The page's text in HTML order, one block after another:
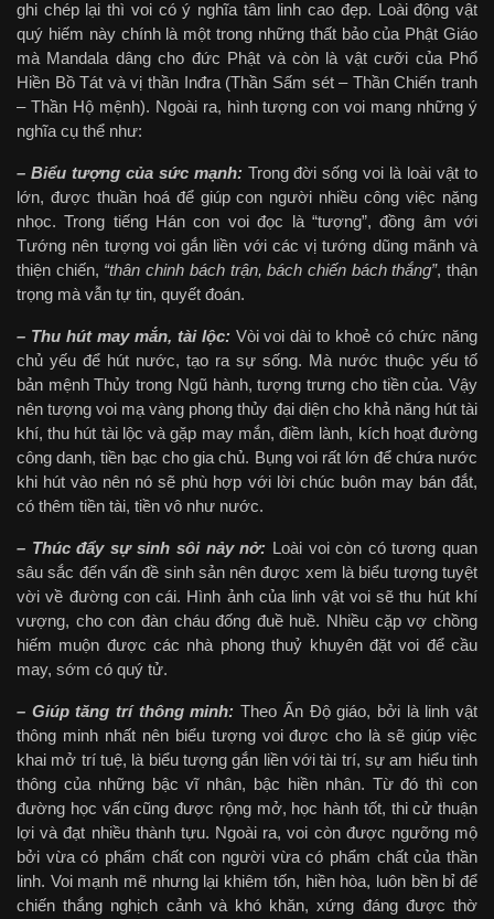
ghi chép lại thì voi có ý nghĩa tâm linh cao đẹp. Loài động vật
quý hiếm này chính là một trong những thất bảo của Phật Giáo
mà Mandala dâng cho đức Phật và còn là vật cưỡi của Phổ
Hiền Bồ Tát và vị thần Inđra (Thần Sấm sét – Thần Chiến tranh
– Thần Hộ mệnh). Ngoài ra, hình tượng con voi mang những ý
nghĩa cụ thể như:
– Biểu tượng của sức mạnh: Trong đời sống voi là loài vật to
lớn, được thuần hoá để giúp con người nhiều công việc nặng
nhọc. Trong tiếng Hán con voi đọc là “tượng”, đồng âm với
Tướng nên tượng voi gắn liền với các vị tướng dũng mãnh và
thiện chiến, “thân chinh bách trận, bách chiến bách thắng”, thận
trọng mà vẫn tự tin, quyết đoán.
– Thu hút may mắn, tài lộc: Vòi voi dài to khoẻ có chức năng
chủ yếu để hút nước, tạo ra sự sống. Mà nước thuộc yếu tố
bản mệnh Thủy trong Ngũ hành, tượng trưng cho tiền của. Vậy
nên tượng voi mạ vàng phong thủy đại diện cho khả năng hút tài
khí, thu hút tài lộc và gặp may mắn, điềm lành, kích hoạt đường
công danh, tiền bạc cho gia chủ. Bụng voi rất lớn để chứa nước
khi hút vào nên nó sẽ phù hợp với lời chúc buôn may bán đắt,
có thêm tiền tài, tiền vô như nước.
– Thúc đẩy sự sinh sôi nảy nở: Loài voi còn có tương quan
sâu sắc đến vấn đề sinh sản nên được xem là biểu tượng tuyệt
vời về đường con cái. Hình ảnh của linh vật voi sẽ thu hút khí
vượng, cho con đàn cháu đống đuề huề. Nhiều cặp vợ chồng
hiếm muộn được các nhà phong thuỷ khuyên đặt voi để cầu
may, sớm có quý tử.
– Giúp tăng trí thông minh: Theo Ấn Độ giáo, bởi là linh vật
thông minh nhất nên biểu tượng voi được cho là sẽ giúp việc
khai mở trí tuệ, là biểu tượng gắn liền với tài trí, sự am hiểu tinh
thông của những bậc vĩ nhân, bậc hiền nhân. Từ đó thì con
đường học vấn cũng được rộng mở, học hành tốt, thi cử thuận
lợi và đạt nhiều thành tựu. Ngoài ra, voi còn được ngưỡng mộ
bởi vừa có phẩm chất con người vừa có phẩm chất của thần
linh. Voi mạnh mẽ nhưng lại khiêm tốn, hiền hòa, luôn bền bỉ để
chiến thắng nghịch cảnh và khó khăn, xứng đáng được thờ